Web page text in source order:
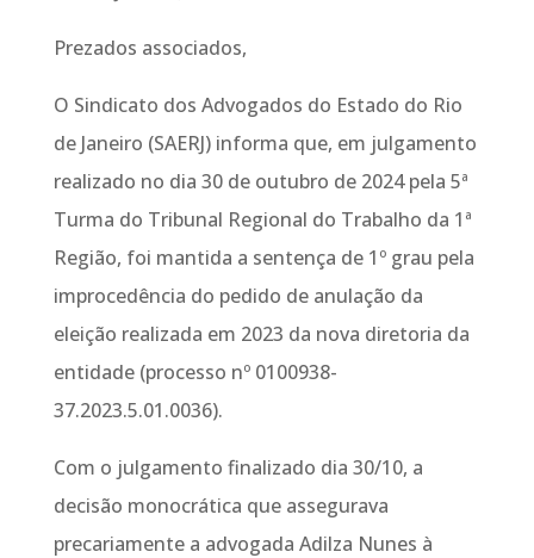
Prezados associados,
O Sindicato dos Advogados do Estado do Rio
de Janeiro (SAERJ) informa que, em julgamento
realizado no dia 30 de outubro de 2024 pela 5ª
Turma do Tribunal Regional do Trabalho da 1ª
Região, foi mantida a sentença de 1º grau pela
improcedência do pedido de anulação da
eleição realizada em 2023 da nova diretoria da
entidade (processo nº 0100938-
37.2023.5.01.0036).
Com o julgamento finalizado dia 30/10, a
decisão monocrática que assegurava
precariamente a advogada Adilza Nunes à